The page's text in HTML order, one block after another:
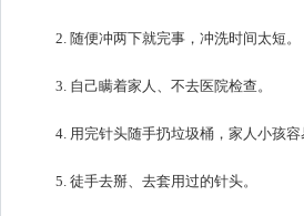
2. 随便冲两下就完事，冲洗时间太短。
3. 自己瞒着家人、不去医院检查。
4. 用完针头随手扔垃圾桶，家人小孩容
5. 徒手去掰、去套用过的针头。